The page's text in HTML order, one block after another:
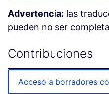
Advertencia: las
pueden no ser
Contribuciones
Acceso a borradores